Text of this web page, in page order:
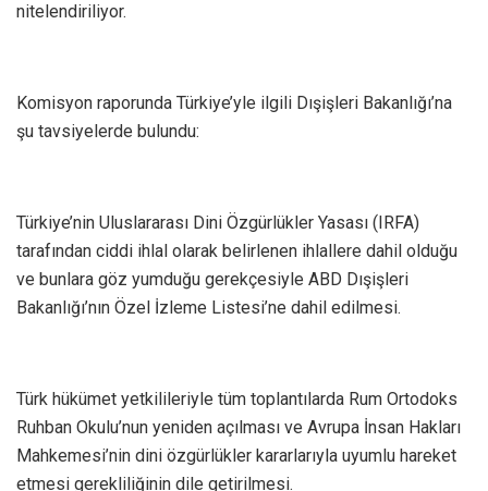
nitelendiriliyor.
Komisyon raporunda Türkiye’yle ilgili Dışişleri Bakanlığı’na
şu tavsiyelerde bulundu:
Türkiye’nin Uluslararası Dini Özgürlükler Yasası (IRFA)
tarafından ciddi ihlal olarak belirlenen ihlallere dahil olduğu
ve bunlara göz yumduğu gerekçesiyle ABD Dışişleri
Bakanlığı’nın Özel İzleme Listesi’ne dahil edilmesi.
Türk hükümet yetkilileriyle tüm toplantılarda Rum Ortodoks
Ruhban Okulu’nun yeniden açılması ve Avrupa İnsan Hakları
Mahkemesi’nin dini özgürlükler kararlarıyla uyumlu hareket
etmesi gerekliliğinin dile getirilmesi.